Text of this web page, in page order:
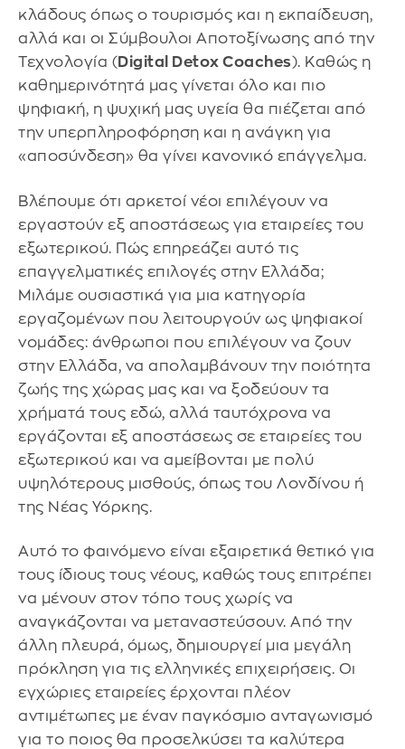
κλάδους όπως ο τουρισμός και η εκπαίδευση,
αλλά και οι Σύμβουλοι Αποτοξίνωσης από την
Τεχνολογία (Digital Detox Coaches). Καθώς η
καθημερινότητά μας γίνεται όλο και πιο
ψηφιακή, η ψυχική μας υγεία θα πιέζεται από
την υπερπληροφόρηση και η ανάγκη για
«αποσύνδεση» θα γίνει κανονικό επάγγελμα.
Βλέπουμε ότι αρκετοί νέοι επιλέγουν να
εργαστούν εξ αποστάσεως για εταιρείες του
εξωτερικού. Πώς επηρεάζει αυτό τις
επαγγελματικές επιλογές στην Ελλάδα;
Μιλάμε ουσιαστικά για μια κατηγορία
εργαζομένων που λειτουργούν ως ψηφιακοί
νομάδες: άνθρωποι που επιλέγουν να ζουν
στην Ελλάδα, να απολαμβάνουν την ποιότητα
ζωής της χώρας μας και να ξοδεύουν τα
χρήματά τους εδώ, αλλά ταυτόχρονα να
εργάζονται εξ αποστάσεως σε εταιρείες του
εξωτερικού και να αμείβονται με πολύ
υψηλότερους μισθούς, όπως του Λονδίνου ή
της Νέας Υόρκης.
Αυτό το φαινόμενο είναι εξαιρετικά θετικό για
τους ίδιους τους νέους, καθώς τους επιτρέπει
να μένουν στον τόπο τους χωρίς να
αναγκάζονται να μεταναστεύσουν. Από την
άλλη πλευρά, όμως, δημιουργεί μια μεγάλη
πρόκληση για τις ελληνικές επιχειρήσεις. Οι
εγχώριες εταιρείες έρχονται πλέον
αντιμέτωπες με έναν παγκόσμιο ανταγωνισμό
για το ποιος θα προσελκύσει τα καλύτερα